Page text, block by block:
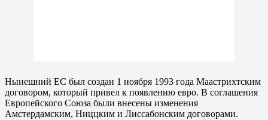
Нынешний ЕС был создан 1 ноября 1993 года Маастрихтским
договором, который привел к появлению евро. В соглашения
Европейского Союза были внесены изменения
Амстердамским, Ниццким и Лиссабонским договорами.